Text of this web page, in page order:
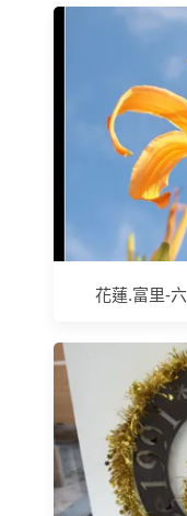
花蓮.富里-